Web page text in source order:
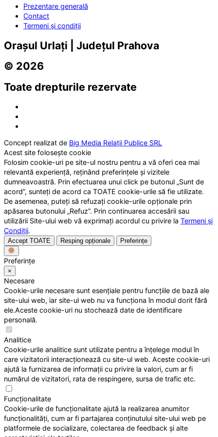
Prezentare generală
Contact
Termeni și condiții
Orașul Urlați | Județul Prahova
© 2026
Toate drepturile rezervate
Concept realizat de Big Media Relații Publice SRL
Acest site folosește cookie
Folosim cookie-uri pe site-ul nostru pentru a vă oferi cea mai
relevantă experiență, reținând preferințele și vizitele
dumneavoastră. Prin efectuarea unui click pe butonul „Sunt de
acord”, sunteți de acord ca TOATE cookie-urile să fie utilizate.
De asemenea, puteți să refuzați cookie-urile opționale prin
apăsarea butonului „Refuz”. Prin continuarea accesării sau
utilizării Site-ului web vă exprimați acordul cu privire la Termeni și
Condiții.
Accept TOATE Resping opționale Preferințe
Preferințe
×
Necesare
Cookie-urile necesare sunt esențiale pentru funcțiile de bază ale
site-ului web, iar site-ul web nu va funcționa în modul dorit fără
ele.Aceste cookie-uri nu stochează date de identificare
personală.
Analitice
Cookie-urile analitice sunt utilizate pentru a înțelege modul în
care vizitatorii interacționează cu site-ul web. Aceste cookie-uri
ajută la furnizarea de informații cu privire la valori, cum ar fi
numărul de vizitatori, rata de respingere, sursa de trafic etc.
Funcționalitate
Cookie-urile de funcționalitate ajută la realizarea anumitor
funcționalități, cum ar fi partajarea conținutului site-ului web pe
platformele de socializare, colectarea de feedback și alte